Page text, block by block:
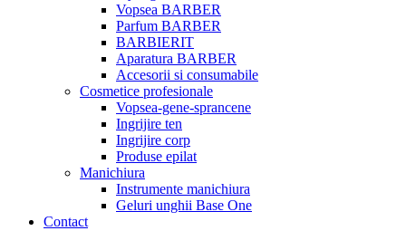
Vopsea BARBER
Parfum BARBER
BARBIERIT
Aparatura BARBER
Accesorii si consumabile
Cosmetice profesionale
Vopsea-gene-sprancene
Ingrijire ten
Ingrijire corp
Produse epilat
Manichiura
Instrumente manichiura
Geluri unghii Base One
Contact